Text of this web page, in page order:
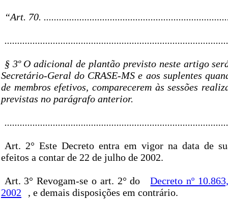
“Art. 70.
§ 3º O adicional de plantão previsto neste artigo
Secretário-Geral do CRASE-MS e aos suplentes
de membros efetivos, comparecerem às sessões
previstas no parágrafo anterior.
Art. 2° Este Decreto entra em vigor na data de
efeitos a contar de 22 de julho de 2002.
Art. 3° Revogam-se o art. 2° do
Decreto nº
2002
, e demais disposições em contrário.